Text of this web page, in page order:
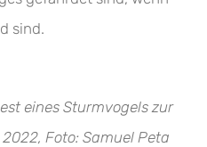
sind.
eines Sturmvogels zur
Foto: Samuel Peta